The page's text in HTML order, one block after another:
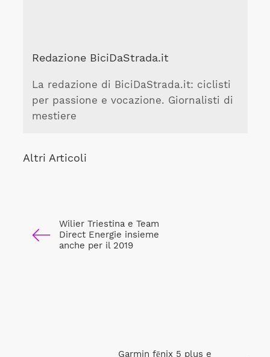
Redazione BiciDaStrada.it
La redazione di BiciDaStrada.it: ciclisti
per passione e vocazione. Giornalisti di
mestiere
Altri Articoli
Wilier Triestina e Team
Direct Energie insieme
anche per il 2019
Garmin fēnix 5 plus e